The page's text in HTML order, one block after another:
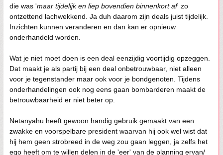
die was 'maar tijdelijk en liep bovendien binnenkort af' zo
ontzettend lachwekkend. Ja duh daarom zijn deals juist tijdelijk.
Inzichten kunnen veranderen en dan kan er opnieuw
onderhandeld worden.
Wat je niet moet doen is een deal eenzijdig voortijdig opzeggen.
Dat maakt je als partij bij een deal onbetrouwbaar, niet alleen
voor je tegenstander maar ook voor je bondgenoten. Tijdens
onderhandelingen ook nog eens gaan bombarderen maakt de
betrouwbaarheid er niet beter op.
Netanyahu heeft gewoon handig gebruik gemaakt van een
zwakke en voorspelbare president waarvan hij ook wel wist dat
hij hem geen strobreed in de weg zou gaan leggen, ja zelfs het
ego heeft om te willen delen in de 'eer' van de planning ervan/